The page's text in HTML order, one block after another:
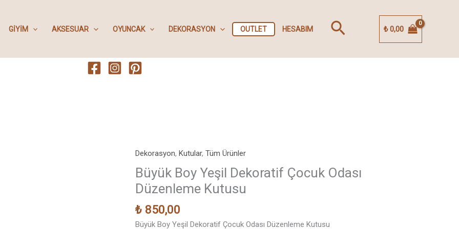
GIYIM AKSESUAR OYUNCAK DEKORASYON OUTLET HESABIM Arama ₺0,00
Dekorasyon, Kutular, Tüm Ürünler
Büyük Boy Yeşil Dekoratif Çocuk Odası
Düzenleme Kutusu
₺ 850,00
Büyük Boy Yeşil Dekoratif Çocuk Odası Düzenleme Kutusu